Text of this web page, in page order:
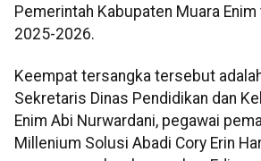
Pemerintah Kabupaten Muara Enim
2025-2026.
Keempat tersangka tersebut
Sekretaris Dinas Pendidikan dan
Enim Abi Nurwardani, pegawai
Millenium Solusi Abadi Cory Erin